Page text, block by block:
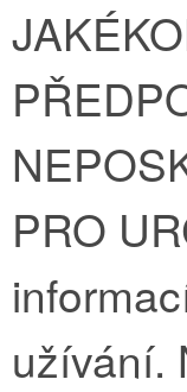
PRO
užívání.